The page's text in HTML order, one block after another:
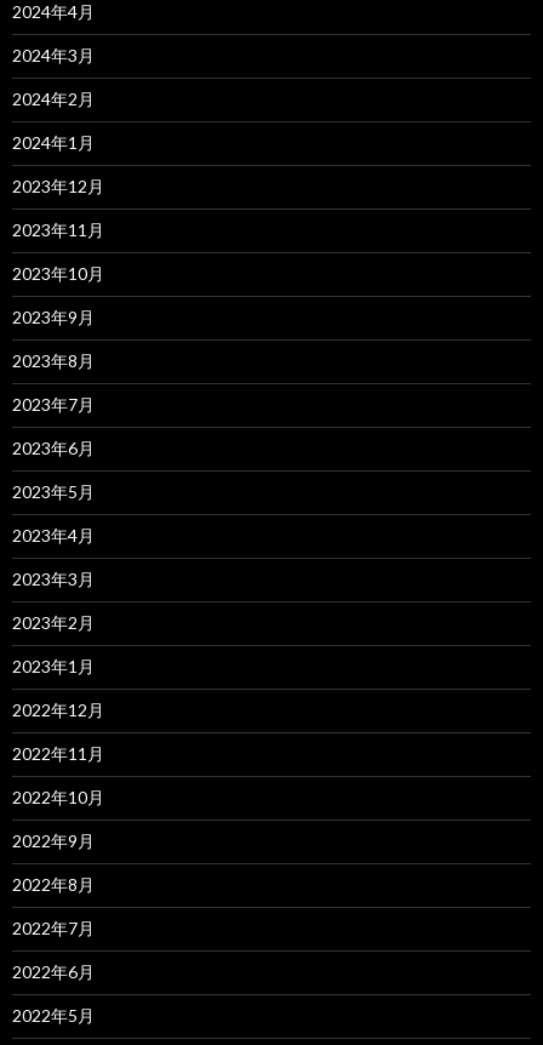
2024年4月
2024年3月
2024年2月
2024年1月
2023年12月
2023年11月
2023年10月
2023年9月
2023年8月
2023年7月
2023年6月
2023年5月
2023年4月
2023年3月
2023年2月
2023年1月
2022年12月
2022年11月
2022年10月
2022年9月
2022年8月
2022年7月
2022年6月
2022年5月